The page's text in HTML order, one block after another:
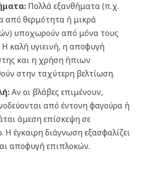
Πολλά εξανθήματα (π.χ.
από θερμότητα ή μικρά
υποχωρούν από μόνα τους
Η καλή υγιεινή, η αποφυγή
και η χρήση ήπιων
στην ταχύτερη βελτίωση.
Αν οι βλάβες επιμένουν,
από έντονη φαγούρα ή
άμεση επίσκεψη σε
Η έγκαιρη διάγνωση εξασφαλίζει
αποφυγή επιπλοκών.